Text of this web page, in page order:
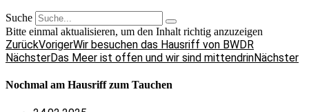
Suche
Bitte einmal aktualisieren, um den Inhalt richtig anzuzeigen
ZurückVorigerWir besuchen das Hausriff von BWDR
NächsterDas Meer ist offen und wir sind mittendrinNächster
Nochmal am Hausriff zum Tauchen